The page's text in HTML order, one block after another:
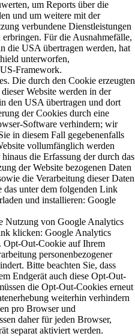
um Reports über die
und um weitere mit der
verbundene Dienstleistungen
Für die Ausnahmefälle,
die USA übertragen werden, hat
unterworfen,
Framework.
Die durch den Cookie erzeugten
Website werden in der
den USA übertragen und dort
der Cookies durch eine
Software verhindern; wir
in diesem Fall gegebenenfalls
vollumfänglich werden
die Erfassung der durch das
der Website bezogenen Daten
die Verarbeitung dieser Daten
das unter dem folgenden Link
und installieren: Google
Nutzung von Google Analytics
klicken: Google Analytics
Opt-Out-Cookie auf Ihrem
personenbezogener
Bitte beachten Sie, dass
Endgerät auch diese Opt-Out-
die Opt-Out-Cookies erneut
weiterhin verhindern
pro Browser und
daher für jeden Browser,
separat aktiviert werden.